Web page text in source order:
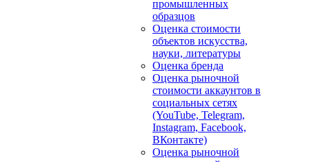
промышленных
образцов
Оценка стоимости
объектов искусства,
науки, литературы
Оценка бренда
Оценка рыночной
стоимости аккаунтов в
социальных сетях
(YouTube, Telegram,
Instagram, Facebook,
ВКонтакте)
Оценка рыночной